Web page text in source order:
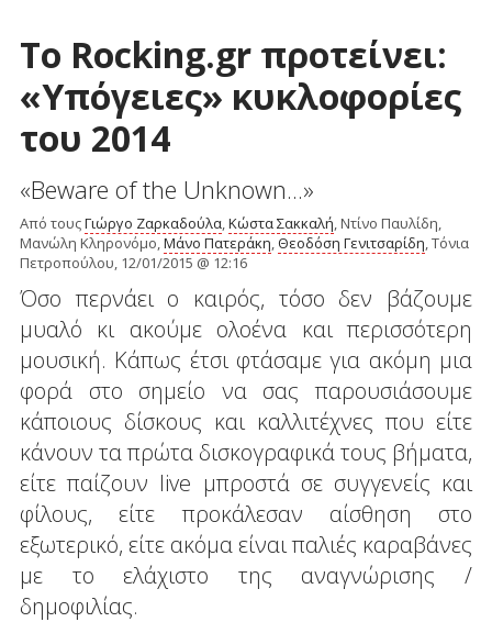
Το Rocking.gr προτείνει:
«Υπόγειες» κυκλοφορίες
του 2014
«Beware of the Unknown...»
Από τουςΓιώργο Ζαρκαδούλα,Κώστα Σακκαλή, Nτίνο Παυλίδη,
Μανώλη Κληρονόμο,Μάνο Πατεράκη,Θεοδόση Γενιτσαρίδη, Τόνια
Πετροπούλου, 12/01/2015 @ 12:16
Όσο περνάει ο καιρός, τόσο δεν βάζουμε
μυαλό κι ακούμε ολοένα και περισσότερη
μουσική. Κάπως έτσι φτάσαμε για ακόμη μια
φορά στο σημείο να σας παρουσιάσουμε
κάποιους δίσκους και καλλιτέχνες που είτε
κάνουν τα πρώτα δισκογραφικά τους βήματα,
είτε παίζουν live μπροστά σε συγγενείς και
φίλους, είτε προκάλεσαν αίσθηση στο
εξωτερικό, είτε ακόμα είναι παλιές καραβάνες
με το ελάχιστο της αναγνώρισης /
δημοφιλίας.